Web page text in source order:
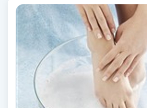
Huduppstramning
Hyaluronsyra
Hyperhidros